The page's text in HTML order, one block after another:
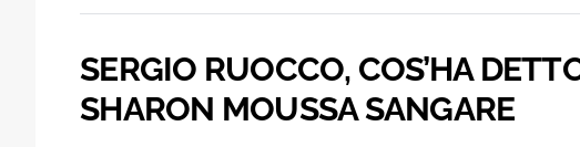
SERGIO RUOCCO, COS’HA
SHARON MOUSSA SANGARE